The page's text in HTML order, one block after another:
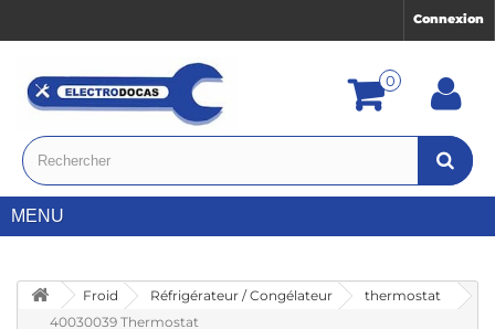
Connexion
0
MENU
Froid Réfrigérateur / Congélateur
thermostat
40030039 Thermostat